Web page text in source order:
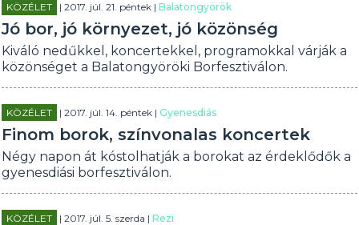
KÖZÉLET | 2017. júl. 21. péntek |Balatongyörök
Jó bor, jó környezet, jó közönség
Kiváló nedűkkel, koncertekkel, programokkal várják a
közönséget a Balatongyöröki Borfesztiválon.
KÖZÉLET | 2017. júl. 14. péntek |Gyenesdiás
Finom borok, színvonalas koncertek
Négy napon át kóstolhatják a borokat az érdeklődők a
gyenesdiási borfesztiválon.
KÖZÉLET | 2017. júl. 5. szerda |Rezi